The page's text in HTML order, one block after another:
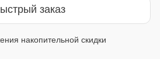
заказ
накопительной скидки